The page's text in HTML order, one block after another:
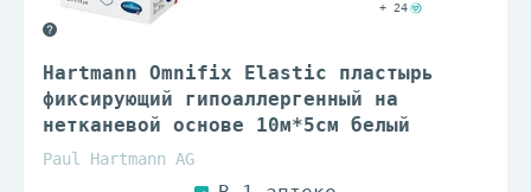
Hartmann Omnifix Elastic пластырь
фиксирующий гипоаллергенный на
нетканевой основе 10м*5см белый
Paul Hartmann AG
+ 24